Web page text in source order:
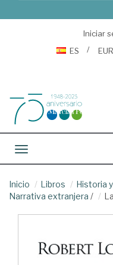
Iniciar
ES
EUR
Toggle navigation
Inicio Libros Historia
Narrativa extranjera /